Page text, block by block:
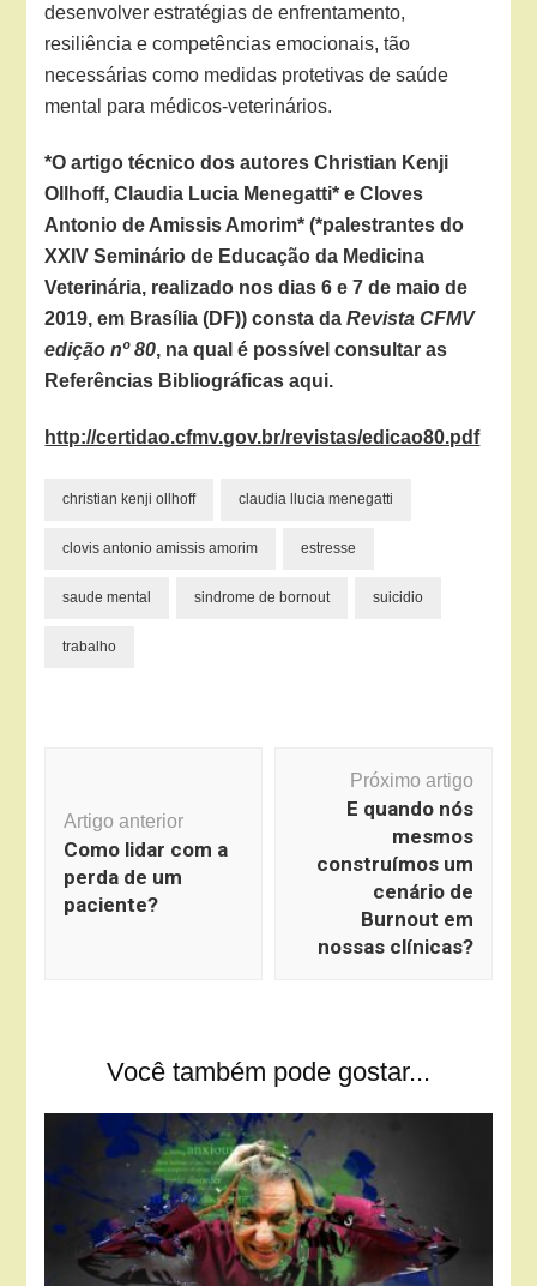
desenvolver estratégias de enfrentamento,
resiliência e competências emocionais, tão
necessárias como medidas protetivas de saúde
mental para médicos-veterinários.
*O artigo técnico dos autores Christian Kenji
Ollhoff, Claudia Lucia Menegatti* e Cloves
Antonio de Amissis Amorim* (*palestrantes do
XXIV Seminário de Educação da Medicina
Veterinária, realizado nos dias 6 e 7 de maio de
2019, em Brasília (DF)) consta daRevista CFMV
edição nº 80, na qual é possível consultar as
Referências Bibliográficas aqui.
http://certidao.cfmv.gov.br/revistas/edicao80.pdf
christian kenji ollhoff claudia llucia menegatti
clovis antonio amissis amorim estresse
saude mental sindrome de bornout suicidio
trabalho
post
Artigo anterior
Como lidar com a
perda de um
paciente?
Próximo artigo
E quando nós
mesmos
construímos um
cenário de
Burnout em
nossas clínicas?
Você também pode gostar...